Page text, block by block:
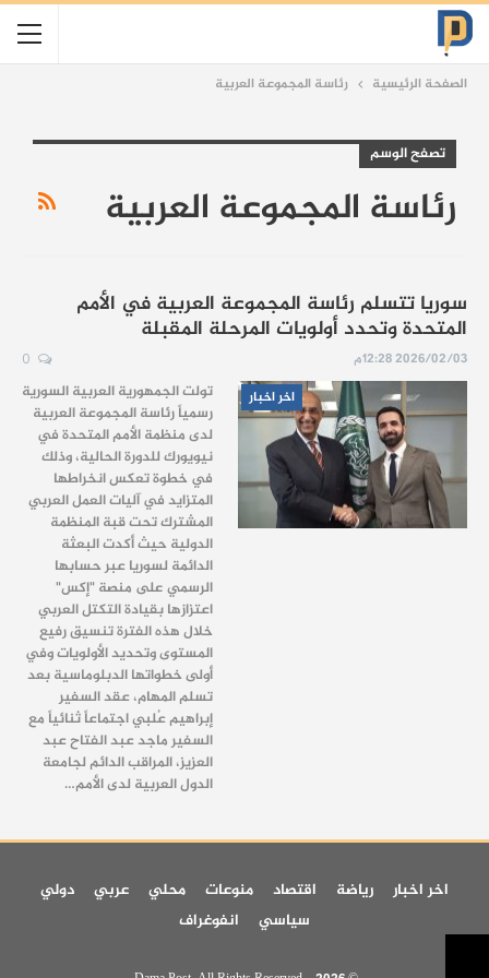
الصفحة الرئيسية رئاسة المجموعة العربية
تصفح الوسم
رئاسة المجموعة العربية
سوريا تتسلم رئاسة المجموعة العربية في الأمم
المتحدة وتحدد أولويات المرحلة المقبلة
2026/02/03 12:28م
اخر اخبار
تولت الجمهورية العربية السورية
رسمياً رئاسة المجموعة العربية
لدى منظمة الأمم المتحدة في
نيويورك للدورة الحالية، وذلك
في خطوة تعكس انخراطها
المتزايد في آليات العمل العربي
المشترك تحت قبة المنظمة
الدولية حيث أكدت البعثة
الدائمة لسوريا عبر حسابها
الرسمي على منصة "إكس"
اعتزازها بقيادة التكتل العربي
خلال هذه الفترة تنسيق رفيع
المستوى وتحديد الأولويات وفي
أولى خطواتها الدبلوماسية بعد
تسلم المهام، عقد السفير
إبراهيم عُلبي اجتماعاً ثنائياً مع
السفير ماجد عبد الفتاح عبد
العزيز، المراقب الدائم لجامعة
الدول العربية لدى الأمم…
اخر اخبار رياضة اقتصاد منوعات محلي عربي
دولي
سياسي
انفوغراف